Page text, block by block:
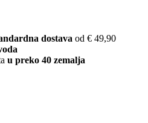
dostava od € 49,90
u preko 40 zemalja